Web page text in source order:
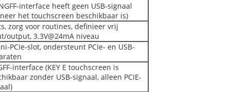
interface heeft geen USB-signaal
het touchscreen beschikbaar is)
zorg voor routines, definieer vrij
output, 3.3V@24mA niveau
PCIe-slot, ondersteunt PCIe- en USB-
interface (KEY E touchscreen is
zonder USB-signaal, alleen PCIE-